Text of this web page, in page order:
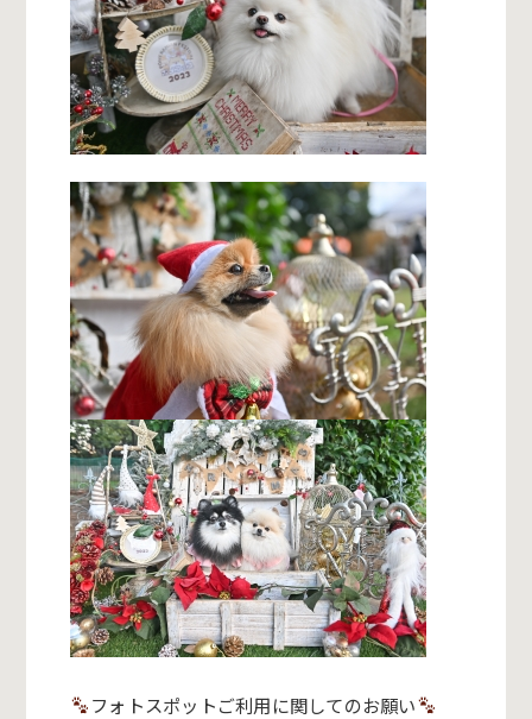
フォトスポットご利用に関してのお願い